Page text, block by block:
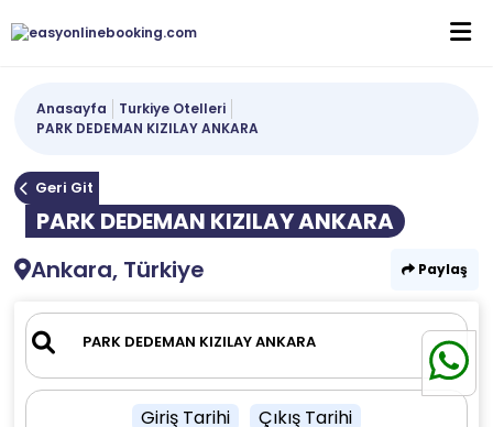
Anasayfa
Turkiye Otelleri
PARK DEDEMAN KIZILAY ANKARA
Geri Git
PARK DEDEMAN KIZILAY ANKARA
Ankara, Türkiye
Paylaş
Giriş Tarihi Çıkış Tarihi